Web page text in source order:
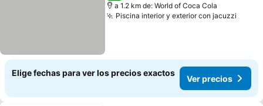
a 1.2 km de: World of Coca Cola
Piscina interior y exterior con jacuzzi
Elige fechas para ver los precios exactos
Ver precios